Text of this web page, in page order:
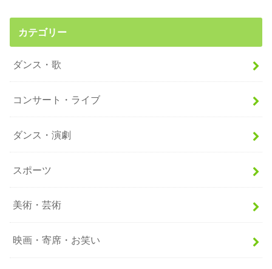
カテゴリー
ダンス・歌
コンサート・ライブ
ダンス・演劇
スポーツ
美術・芸術
映画・寄席・お笑い